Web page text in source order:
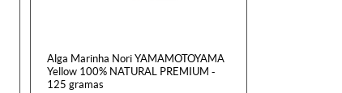
Alga Marinha Nori YAMAMOTOYAMA
Yellow 100% NATURAL PREMIUM -
125 gramas